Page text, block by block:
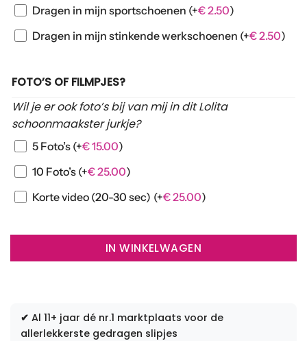
Dragen in mijn sportschoenen (+€2.50)
Dragen in mijn stinkende werkschoenen (+€2.50)
FOTO’S OF FILMPJES?
Wil je er ook foto’s bij van mij in dit Lolita
schoonmaakster jurkje?
5 Foto’s (+€15.00)
10 Foto’s (+€25.00)
Korte video (20-30 sec) (+€25.00)
IN WINKELWAGEN
✔ Al 11+ jaar dé nr.1 marktplaats voor de
allerlekkerste gedragen slipjes